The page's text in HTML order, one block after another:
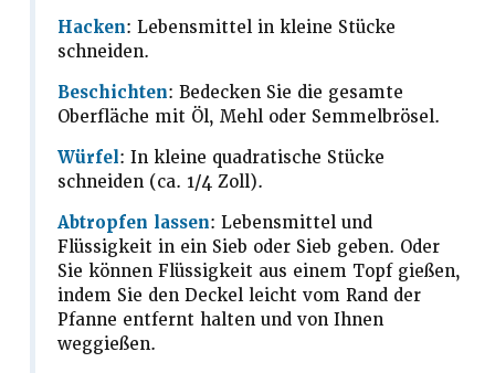
Hacken: Lebensmittel in kleine Stücke
schneiden.
Beschichten: Bedecken Sie die gesamte
Oberfläche mit Öl, Mehl oder Semmelbrösel.
Würfel: In kleine quadratische Stücke
schneiden (ca. 1/4 Zoll).
Abtropfen lassen: Lebensmittel und
Flüssigkeit in ein Sieb oder Sieb geben. Oder
Sie können Flüssigkeit aus einem Topf gießen,
indem Sie den Deckel leicht vom Rand der
Pfanne entfernt halten und von Ihnen
weggießen.